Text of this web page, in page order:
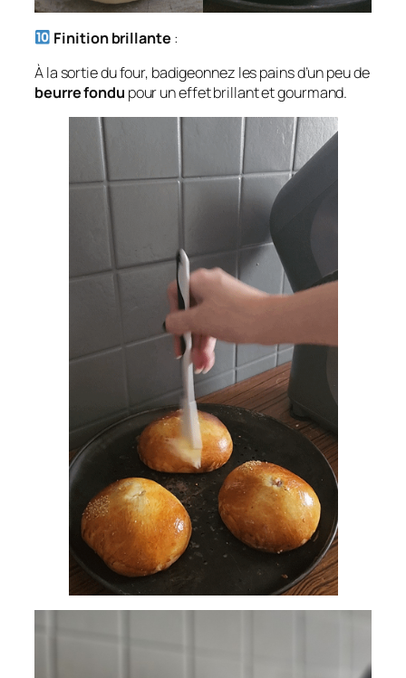
Finition brillante :
À la sortie du four, badigeonnez les pains d’un peu de
beurre fondu pour un effet brillant et gourmand.